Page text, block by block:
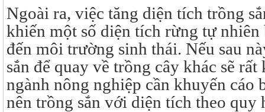
Ngoài ra, việc tăng diện tích trồng
khiến một số diện tích rừng tự
đến môi trường sinh thái. Nếu sau
sắn để quay về trồng cây khác sẽ
ngành nông nghiệp cần khuyến cáo
nên trồng sắn với diện tích theo quy